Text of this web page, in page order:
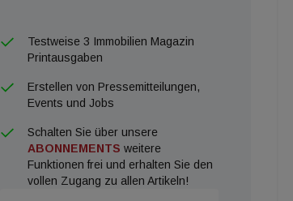
Rückgrat der europäischen Wirtschaft
Testweise 3 Immobilien Magazin
Printausgaben
Erstellen von Pressemitteilungen,
Events und Jobs
Schalten Sie über unsere
ABONNEMENTS weitere
Funktionen frei und erhalten Sie den
vollen Zugang zu allen Artikeln!